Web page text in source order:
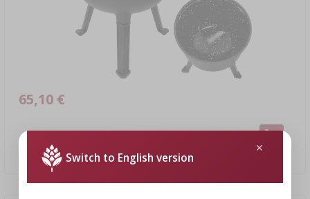
Caldero esmaltado de hierro fundido, 10 L
65,10 €
65,10 EUR/ud.Switch to English version